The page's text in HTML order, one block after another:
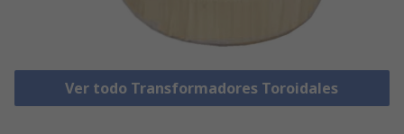
Ver todo Transformadores Toroidales